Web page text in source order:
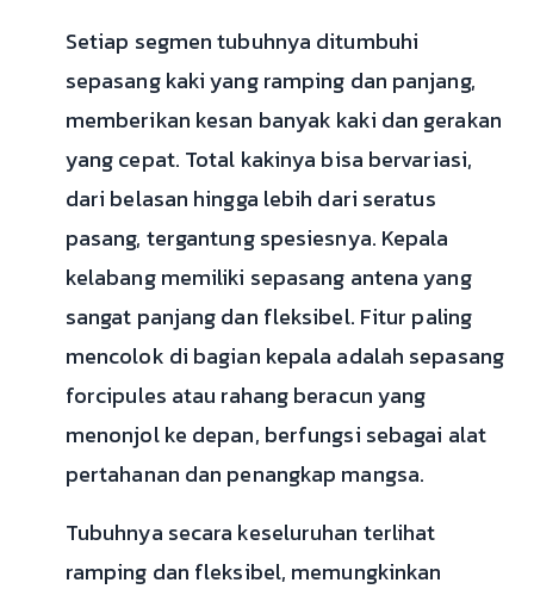
Setiap segmen tubuhnya ditumbuhi
sepasang kaki yang ramping dan panjang,
memberikan kesan banyak kaki dan gerakan
yang cepat. Total kakinya bisa bervariasi,
dari belasan hingga lebih dari seratus
pasang, tergantung spesiesnya. Kepala
kelabang memiliki sepasang antena yang
sangat panjang dan fleksibel. Fitur paling
mencolok di bagian kepala adalah sepasang
forcipules atau rahang beracun yang
menonjol ke depan, berfungsi sebagai alat
pertahanan dan penangkap mangsa.
Tubuhnya secara keseluruhan terlihat
ramping dan fleksibel, memungkinkan